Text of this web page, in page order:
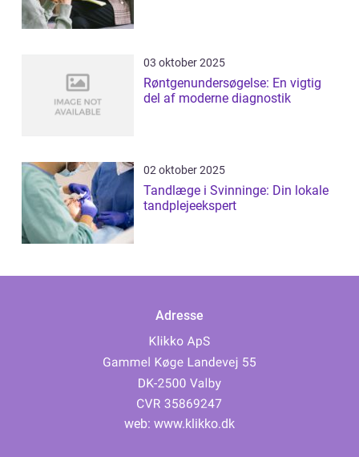
03 oktober 2025
Røntgenundersøgelse: En vigtig
del af moderne diagnostik
02 oktober 2025
Tandlæge i Svinninge: Din lokale
tandplejeekspert
Adresse
web: www.klikko.dk